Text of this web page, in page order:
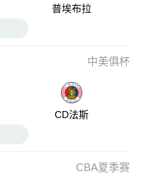
普埃布拉
中美俱杯
CD法斯
CBA夏季赛